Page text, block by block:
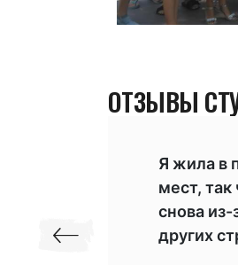
ОТЗЫВЫ
Я жила в
мест,
снова
других